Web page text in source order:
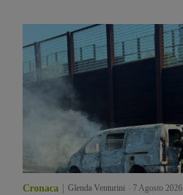
Cronaca Glenda Venturini 7 Agosto 2026